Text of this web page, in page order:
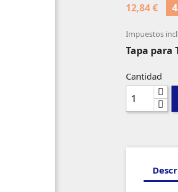
12,84 €
Impuestos
Tapa para
Cantidad